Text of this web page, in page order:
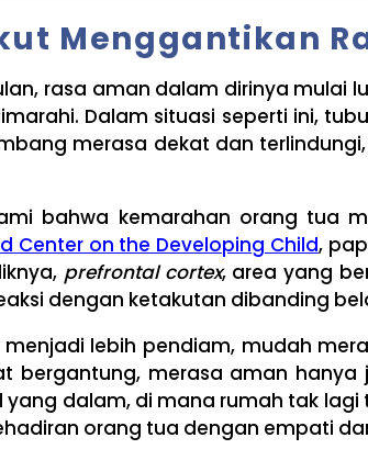
Menggantikan
rasa aman dalam dirinya mulai
Dalam situasi seperti ini,
merasa dekat dan
bahwa kemarahan orang tua
Center on the Developing Child,
prefrontal cortex, area yang
dengan ketakutan dibanding
lebih pendiam, mudah
bergantung, merasa aman
dalam, di mana rumah tak
orang tua dengan empati